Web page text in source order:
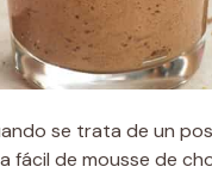
se trata de un
fácil de mousse de